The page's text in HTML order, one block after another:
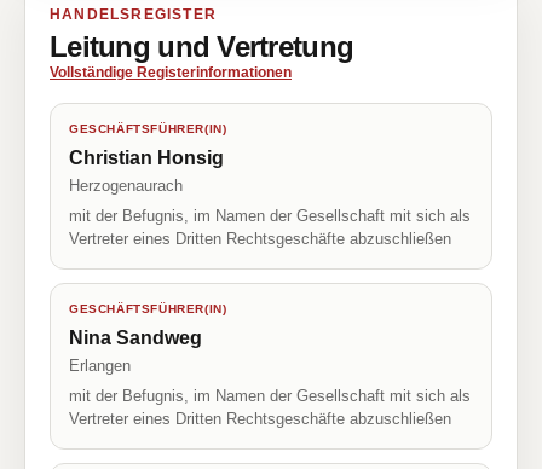
HANDELSREGISTER
Leitung und Vertretung
Vollständige Registerinformationen
GESCHÄFTSFÜHRER(IN)
Christian Honsig
Herzogenaurach
mit der Befugnis, im Namen der Gesellschaft mit sich als
Vertreter eines Dritten Rechtsgeschäfte abzuschließen
GESCHÄFTSFÜHRER(IN)
Nina Sandweg
Erlangen
mit der Befugnis, im Namen der Gesellschaft mit sich als
Vertreter eines Dritten Rechtsgeschäfte abzuschließen